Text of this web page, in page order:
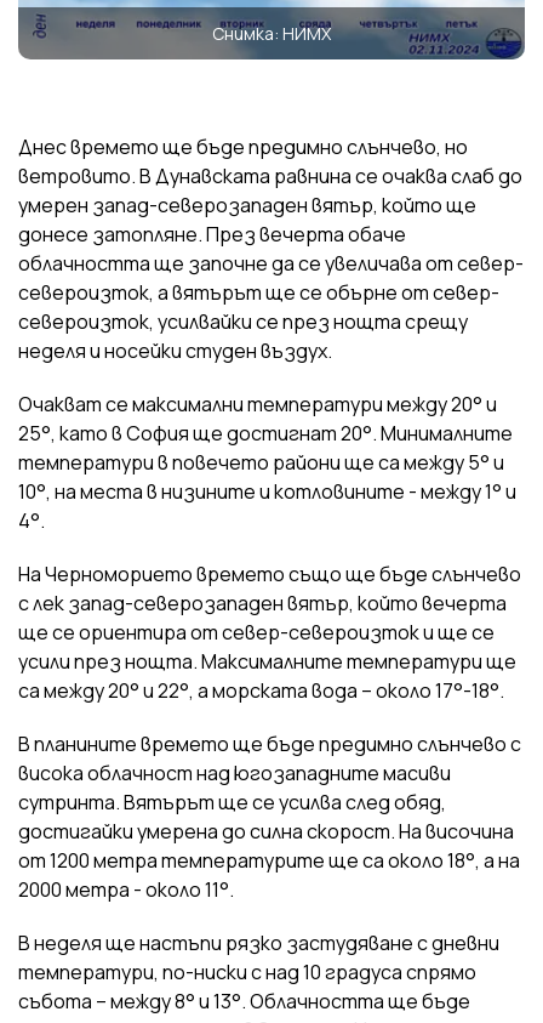
Снимка: НИМХ
Днес времето ще бъде предимно слънчево, но
ветровито. В Дунавската равнина се очаква слаб до
умерен запад-северозападен вятър, който ще
донесе затопляне. През вечерта обаче
облачността ще започне да се увеличава от север-
североизток, а вятърът ще се обърне от север-
североизток, усилвайки се през нощта срещу
неделя и носейки студен въздух.
Очакват се максимални температури между 20° и
25°, като в София ще достигнат 20°. Минималните
температури в повечето райони ще са между 5° и
10°, на места в низините и котловините - между 1° и
4°.
На Черноморието времето също ще бъде слънчево
с лек запад-северозападен вятър, който вечерта
ще се ориентира от север-североизток и ще се
усили през нощта. Максималните температури ще
са между 20° и 22°, а морската вода – около 17°-18°.
В планините времето ще бъде предимно слънчево с
висока облачност над югозападните масиви
сутринта. Вятърът ще се усилва след обяд,
достигайки умерена до силна скорост. На височина
от 1200 метра температурите ще са около 18°, а на
2000 метра - около 11°.
В неделя ще настъпи рязко застудяване с дневни
температури, по-ниски с над 10 градуса спрямо
събота – между 8° и 13°. Облачността ще бъде